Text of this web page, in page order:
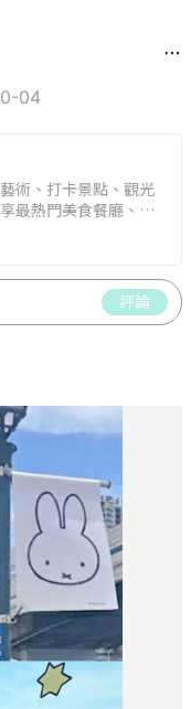
04
術、打卡景點、觀光
最熱門美食餐廳、約
飲、3C科技、心理測
喝玩樂實用資訊。
評論